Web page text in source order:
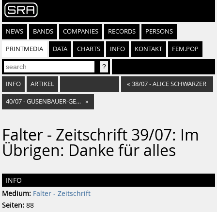
NEWS BANDS COMPANIES RECORDS PERSONS
PRINTMEDIA DATA CHARTS INFO KONTAKT FEM.POP
INFO ARTIKEL « 38/07 - ALICE SCHWARZER
40/07 - GUSENBAUER-GEDENKTAG! »
Falter - Zeitschrift 39/07: Im
Übrigen: Danke für alles
INFO
Medium: Falter - Zeitschrift
Seiten: 88